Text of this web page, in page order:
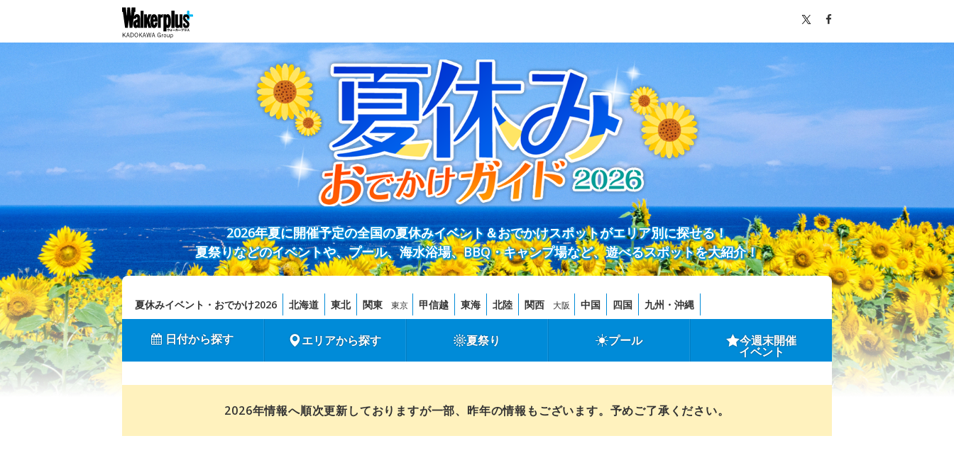
2026年夏に開催予定の全国の夏休みイベント＆おでかけスポットがエリア別に探せる！
夏祭りなどのイベントや、プール、海水浴場、BBQ・キャンプ場など、遊べるスポットを大紹介！
夏休みイベント・おでかけ2026 北海道 東北 関東 東京 甲信越 東海 北陸 関西 大阪 中国 四国 九州・沖縄
日付から探す エリアから探す 夏祭り プール 今週末開催
イベント
2026年情報へ順次更新しておりますが一部、昨年の情報もございます。予めご了承ください。